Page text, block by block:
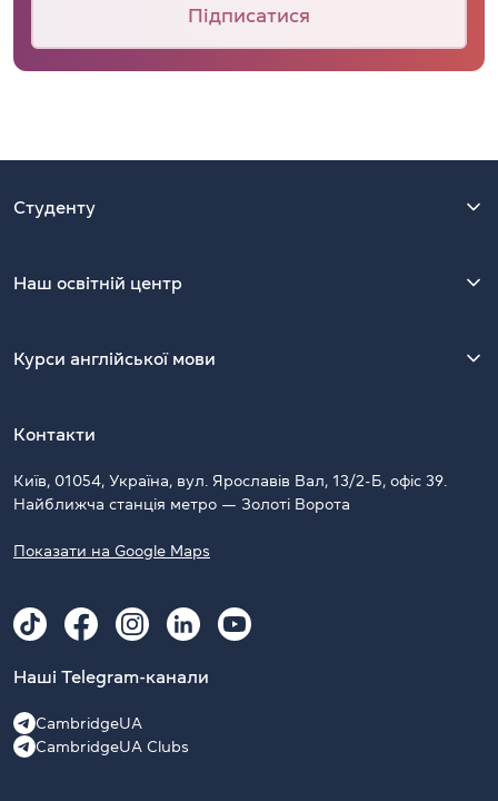
Підписатися
Студенту
Наш освітній центр
Курси англійської мови
Контакти
Київ, 01054, Україна, вул. Ярославів Вал, 13/2-Б, офіс 39.
Найближча станція метро — Золоті Ворота
Показати на Google Maps
Наші Telegram-канали
CambridgeUA
CambridgeUA Clubs